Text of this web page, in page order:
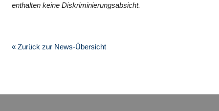
enthalten keine Diskriminierungsabsicht.
« Zurück zur News-Übersicht